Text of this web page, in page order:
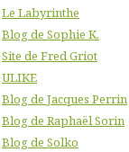
Le Labyrinthe
Blog de Sophie K.
Site de Fred Griot
ULIKE
Blog de Jacques Perrin
Blog de Raphaël Sorin
Blog de Solko